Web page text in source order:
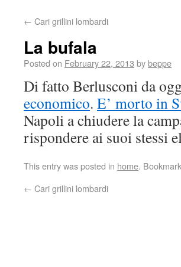
← Cari grillini lombardi
La bufala
Posted on February 22, 2013 bybeppe
Di fatto Berlusconi da
economico. E’ morto in
Napoli a chiudere la
rispondere ai suoi stessi
This entry was posted in home.
← Cari grillini lombardi